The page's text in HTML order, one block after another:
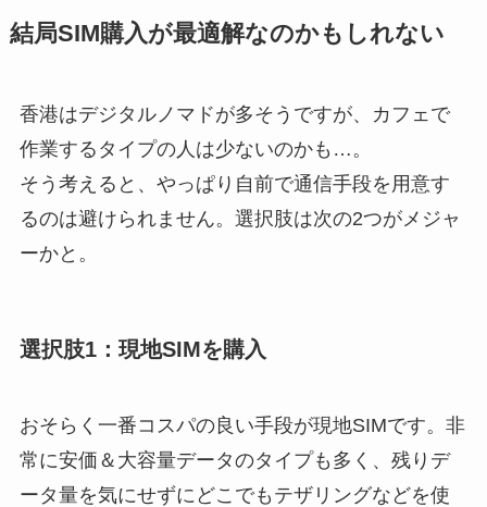
結局SIM購入が最適解なのかもしれない
香港はデジタルノマドが多そうですが、カフェで
作業するタイプの人は少ないのかも…。
そう考えると、やっぱり自前で通信手段を用意す
るのは避けられません。選択肢は次の2つがメジャ
ーかと。
選択肢1：現地SIMを購入
おそらく一番コスパの良い手段が現地SIMです。非
常に安価＆大容量データのタイプも多く、残りデ
ータ量を気にせずにどこでもテザリングなどを使